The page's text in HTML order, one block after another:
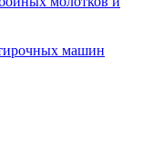
машин